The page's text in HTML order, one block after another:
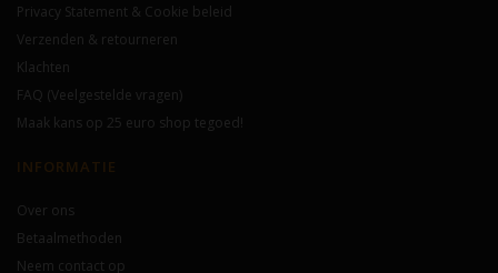
Privacy Statement & Cookie beleid
Verzenden & retourneren
Klachten
FAQ (Veelgestelde vragen)
Maak kans op 25 euro shop tegoed!
INFORMATIE
Over ons
Betaalmethoden
Neem contact op